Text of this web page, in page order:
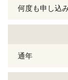
何度も申し込
通年